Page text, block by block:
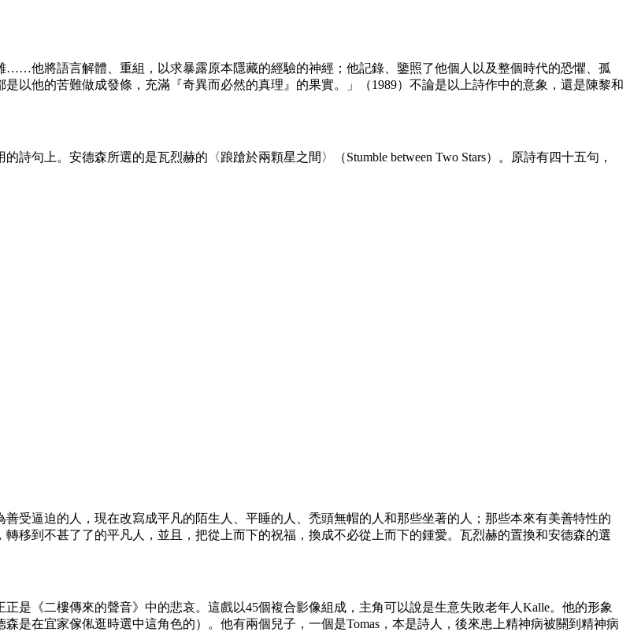
他將語言解體、重組，以求暴露原本隱藏的經驗的神經；他記錄、鑒照了他個人以及整個時代的恐懼、孤
以他的苦難做成發條，充滿『奇異而必然的真理』的果實。」（1989）不論是以上詩作中的意象，還是陳黎和
句上。安德森所選的是瓦烈赫的〈踉蹌於兩顆星之間〉（Stumble between Two Stars）。原詩有四十五句，
受逼迫的人，現在改寫成平凡的陌生人、平睡的人、禿頭無帽的人和那些坐著的人；那些本來有美善特性的
移到不甚了了的平凡人，並且，把從上而下的祝福，換成不必從上而下的鍾愛。瓦烈赫的置換和安德森的選
是《二樓傳來的聲音》中的悲哀。這戲以45個複合影像組成，主角可以說是生意失敗老年人Kalle。他的形象
是在宜家傢俬逛時選中這角色的）。他有兩個兒子，一個是Tomas，本是詩人，後來患上精神病被關到精神病